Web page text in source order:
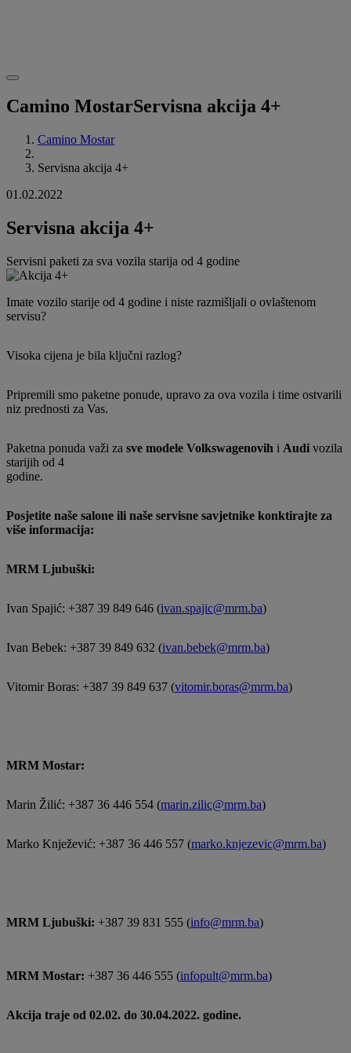
Camino MostarServisna akcija 4+
Camino Mostar
Servisna akcija 4+
01.02.2022
Servisna akcija 4+
Servisni paketi za sva vozila starija od 4 godine
Imate vozilo starije od 4 godine i niste razmišljali o ovlaštenom
servisu?
Visoka cijena je bila ključni razlog?
Pripremili smo paketne ponude, upravo za ova vozila i time ostvarili
niz prednosti za Vas.
Paketna ponuda važi za sve modele Volkswagenovih i Audi vozila
starijih od 4
godine.
Posjetite naše salone ili naše servisne savjetnike konktirajte za
više informacija:
MRM Ljubuški:
Ivan Spajić: +387 39 849 646 (ivan.spajic@mrm.ba)
Ivan Bebek: +387 39 849 632 (ivan.bebek@mrm.ba)
Vitomir Boras: +387 39 849 637 (vitomir.boras@mrm.ba)
MRM Mostar:
Marin Žilić: +387 36 446 554 (marin.zilic@mrm.ba)
Marko Knježević: +387 36 446 557 (marko.knjezevic@mrm.ba)
MRM Ljubuški: +387 39 831 555 (info@mrm.ba)
MRM Mostar: +387 36 446 555 (infopult@mrm.ba)
Akcija traje od 02.02. do 30.04.2022. godine.